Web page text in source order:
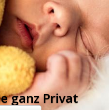
ganz Privat